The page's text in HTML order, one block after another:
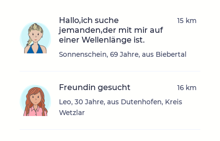
Hallo,ich suche
jemanden,der mit mir auf
einer Wellenlänge ist.
Sonnenschein, 69 Jahre, aus Biebertal
15 km
Freundin gesucht
Leo, 30 Jahre, aus Dutenhofen, Kreis
Wetzlar
16 km